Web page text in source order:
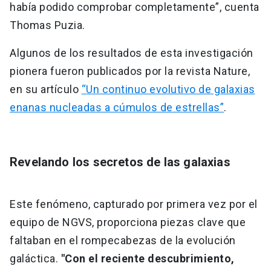
había podido comprobar completamente”, cuenta
Thomas Puzia.
Algunos de los resultados de esta investigación
pionera fueron publicados por la revista Nature,
en su artículo “Un continuo evolutivo de galaxias
enanas nucleadas a cúmulos de estrellas”.
Revelando los secretos de las galaxias
Este fenómeno, capturado por primera vez por el
equipo de NGVS, proporciona piezas clave que
faltaban en el rompecabezas de la evolución
galáctica. "Con el reciente descubrimiento,